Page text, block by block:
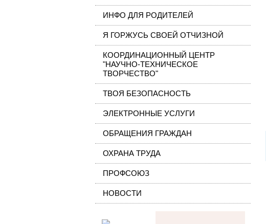
ИНФО ДЛЯ РОДИТЕЛЕЙ
Я ГОРЖУСЬ СВОЕЙ ОТЧИЗНОЙ
КООРДИНАЦИОННЫЙ ЦЕНТР
"НАУЧНО-ТЕХНИЧЕСКОЕ
ТВОРЧЕСТВО"
ТВОЯ БЕЗОПАСНОСТЬ
ЭЛЕКТРОННЫЕ УСЛУГИ
ОБРАЩЕНИЯ ГРАЖДАН
ОХРАНА ТРУДА
ПРОФСОЮЗ
НОВОСТИ